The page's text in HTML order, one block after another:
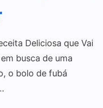
Deliciosa que Vai
busca de uma
o bolo de fubá